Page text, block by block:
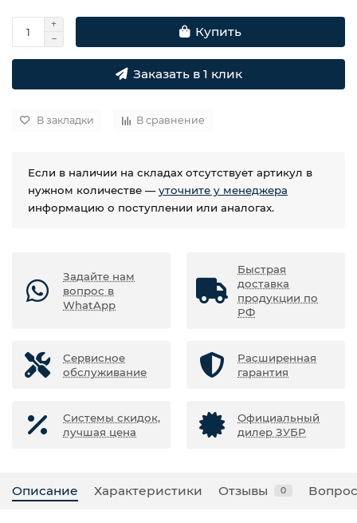
Купить
Заказать в 1 клик
В закладки В сравнение
Если в наличии на складах отсутствует артикул в
нужном количестве —уточните у менеджера
информацию о поступлении или аналогах.
Задайте нам
вопрос в
WhatApp
Быстрая
доставка
продукции по
РФ
Сервисное
обслуживание
Расширенная
гарантия
Системы скидок,
лучшая цена
Официальный
дилер ЗУБР
Описание Характеристики Отзывы 0